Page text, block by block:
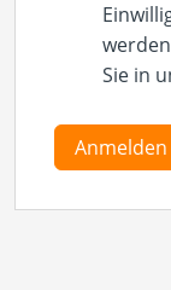
Sie in